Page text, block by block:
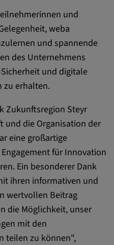
und
weba
und spannende
des Unternehmens
und digitale
zu erhalten.
Zukunftsregion Steyr
und die Organisation der
eine großartige
für Innovation
Ein besonderer Dank
ihren informativen und
wertvollen Beitrag
die Möglichkeit, unser
mit den
teilen zu können",
anonyme
Nutzerverhalten.
uns, das
auf unserer